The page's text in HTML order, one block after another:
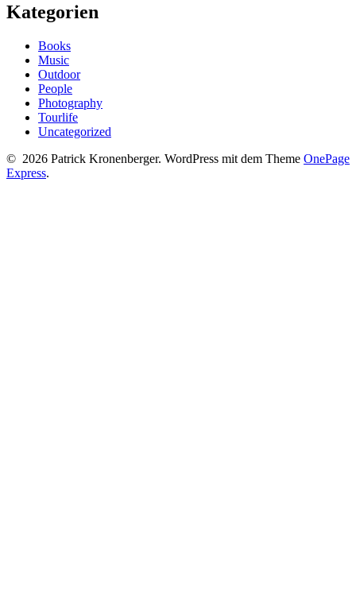
Kategorien
Books
Music
Outdoor
People
Photography
Tourlife
Uncategorized
© 2026 Patrick Kronenberger. WordPress mit dem Theme OnePage
Express.